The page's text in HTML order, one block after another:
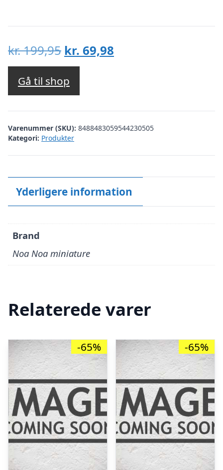
kr.199,95 Den
oprindelige
pris
var:
kr. 199,95.
kr. 69,98
kr. 69,98.
Gå til shop
Varenummer (SKU): 8488483059544230505
Kategori: Produkter
Yderligere information
Brand
Noa Noa miniature
Relaterede varer
-65% -65%